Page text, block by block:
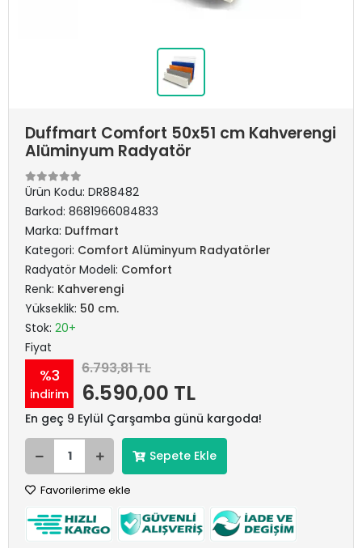
Duffmart Comfort 50x51 cm Kahverengi
Alüminyum Radyatör
Ürün Kodu: DR88482
Barkod: 8681966084833
Marka: Duffmart
Kategori: Comfort Alüminyum Radyatörler
Radyatör Modeli: Comfort
Renk: Kahverengi
Yükseklik: 50 cm.
Stok: 20+
Fiyat
%3
indirim
6.793,81 TL
6.590,00 TL
En geç 9 Eylül Çarşamba günü kargoda!
Sepete Ekle
Favorilerime ekle